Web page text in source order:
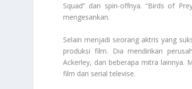
Squad” dan spin-offnya. “Birds of
mengesankan.
Selain menjadi seorang aktris yang
produksi film. Dia mendirikan
Ackerley, dan beberapa mitra lainnya.
film dan serial televise.